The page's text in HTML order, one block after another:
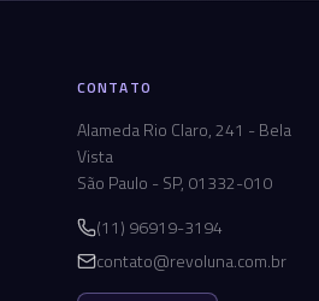
CONTATO
Alameda Rio Claro, 241 - Bela
Vista
São Paulo - SP, 01332-010
(11) 96919-3194
contato@revoluna.com.br